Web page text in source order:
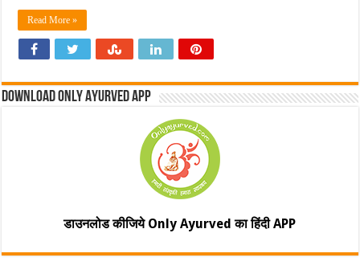
Read More »
Download Only Ayurved App
डाउनलोड कीजिये Only Ayurved का हिंदी APP